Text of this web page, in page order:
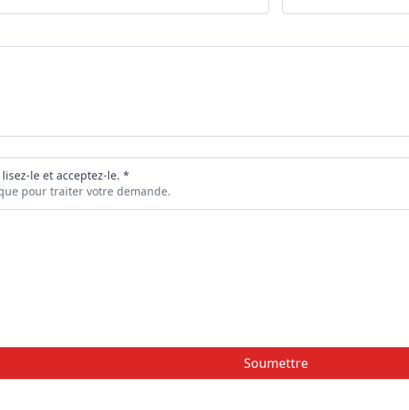
lisez-le et acceptez-le. *
pour traiter votre demande.
Soumettre